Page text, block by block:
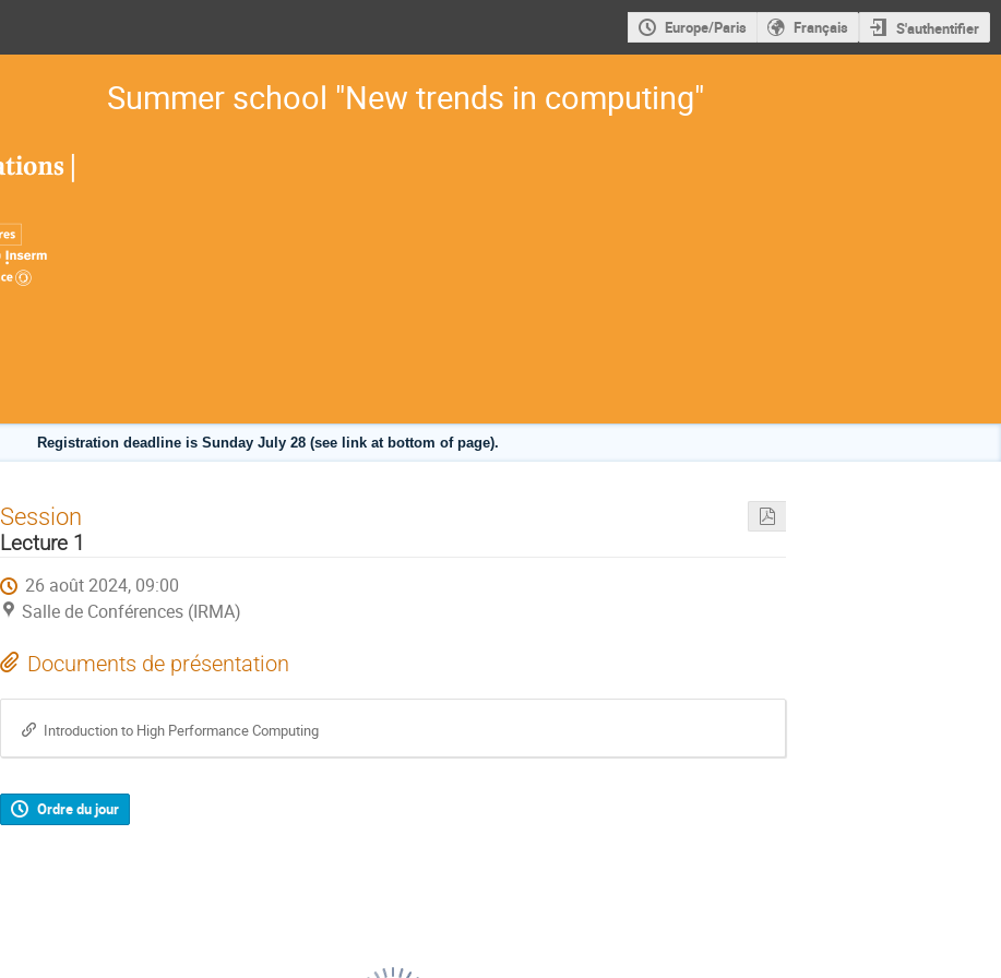
Europe/Paris Français S'authentifier
Summer school "New trends in computing"
Registration deadline is Sunday July 28 (see link at bottom of page).
Session
Lecture 1
26 août 2024, 09:00
Salle de Conférences (IRMA)
Documents de présentation
Introduction to High Performance Computing
Ordre du jour